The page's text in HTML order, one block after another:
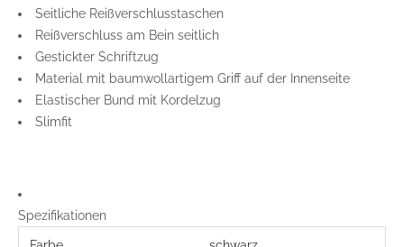
Seitliche Reißverschlusstaschen
Reißverschluss am Bein seitlich
Gestickter Schriftzug
Material mit baumwollartigem Griff auf der Innenseite
Elastischer Bund mit Kordelzug
Slimfit
Spezifikationen